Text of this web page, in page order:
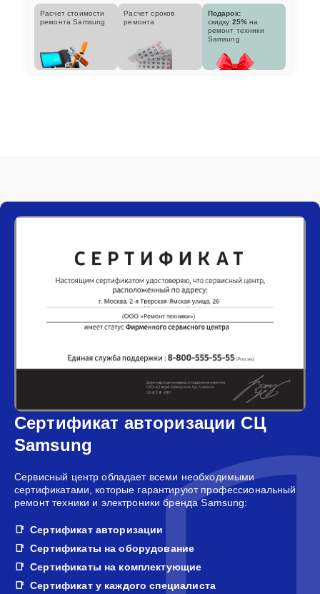
Расчет стоимости
ремонта Samsung
Расчет сроков
ремонта
Подарок:
скидку 25% на
ремонт техники
Samsung
Сертификат авторизации СЦ
Samsung
Сервисный центр обладает всеми необходимыми
сертификатами, которые гарантируют профессиональный
ремонт техники и электроники бренда Samsung:
Сертификат авторизации
Сертификаты на оборудование
Сертификаты на комплектующие
Сертификат у каждого специалиста